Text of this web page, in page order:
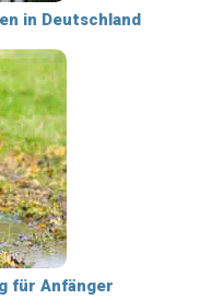
in Deutschland
für Anfänger